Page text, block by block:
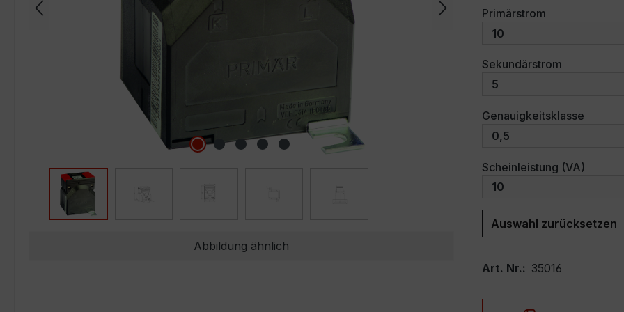
Abbildung ähnlich
Primärstrom
Sekundärstrom
Genauigkeitsklasse
Scheinleistung (VA)
Auswahl zurücksetzen
Art. Nr.: 35016